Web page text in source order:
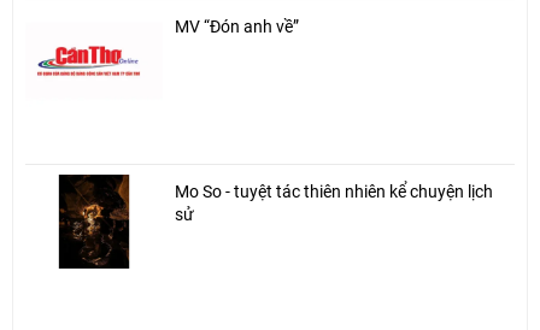
MV “Đón anh về”
Mo So - tuyệt tác thiên nhiên kể chuyện lịch
sử